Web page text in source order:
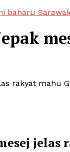
baharu
rakyat mahu